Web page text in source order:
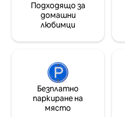
Подходящо за
домашни
любимци
Безплатно
паркиране на
място